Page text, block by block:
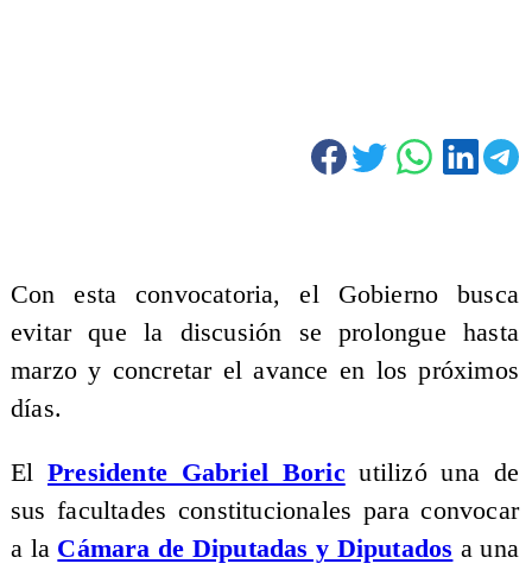
Con esta convocatoria, el Gobierno busca
evitar que la discusión se prolongue hasta
marzo y concretar el avance en los próximos
días.
El Presidente Gabriel Boricutilizó una de
sus facultades constitucionales para convocar
a la Cámara de Diputadas y Diputados a una